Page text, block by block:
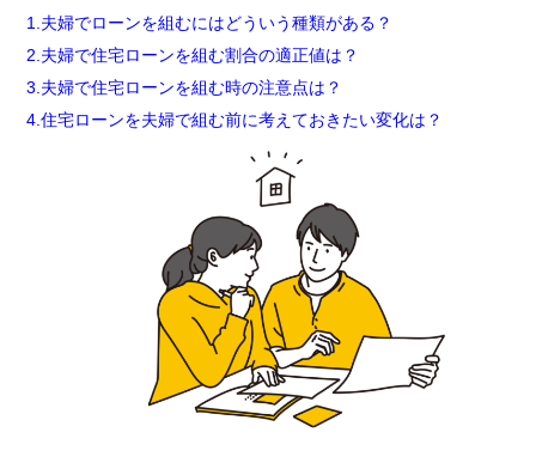
1.夫婦でローンを組むにはどういう種類がある？
2.夫婦で住宅ローンを組む割合の適正値は？
3.夫婦で住宅ローンを組む時の注意点は？
4.住宅ローンを夫婦で組む前に考えておきたい変化は？